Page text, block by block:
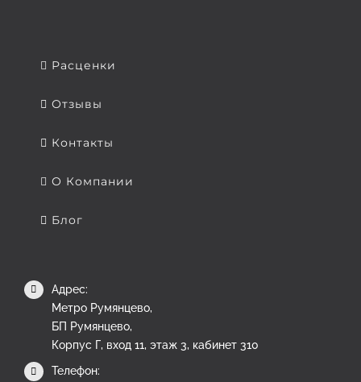
Расценки
Отзывы
Контакты
О Компании
Блог
Адрес:
Метро Румянцево,
БП Румянцево,
Корпус Г, вход 11, этаж 3, кабинет 310
Телефон: